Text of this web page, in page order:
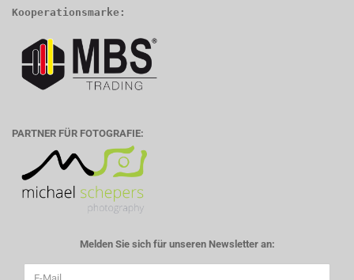
Kooperationsmarke:
PARTNER FÜR FOTOGRAFIE:
Melden Sie sich für unseren Newsletter an: